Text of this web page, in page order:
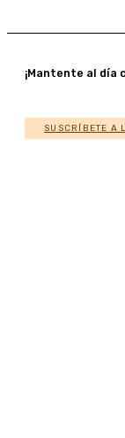
¡Mantente al día
SUSCRÍBETE A